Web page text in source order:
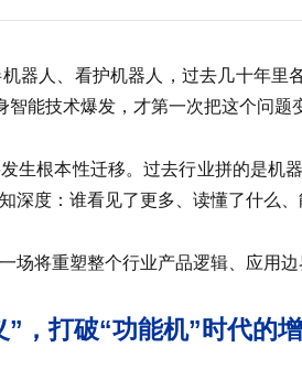
器人、看护机器人，过去几十年里
智能技术爆发，才第一次把这个问题
生根本性迁移。过去行业拼的是机
深度：谁看见了更多、读懂了什么、
场将重塑整个行业产品逻辑、应用边
，打破“功能机”时代的